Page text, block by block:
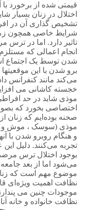
قیمتی شده از برخورد با
اختلال در زنان بسیار
تشخیص گذاری آن در
شرایط خاصی همچون
تاثیر دارد. اما در ترس
انجام اعمالی که
شدن توسط یک اجتماع
برو شدن با این
می‌کند مانند کنفرانس
خجسته کاشانی می
موذی شاید در حد
اختصاصی بخورد که
صحنه بوده‌ایم که زنان
موذی (سوسک ، موش و
و هنگام روبرو شدن با
تجربه می‌کنند. دلیل
بوجود اختلال ترس
می‌شود اما از بعد
موضوع مهم است که
نظافت اهمیت ویژه‌ای
موجودات چنین می
نظافت خانواده و خانه